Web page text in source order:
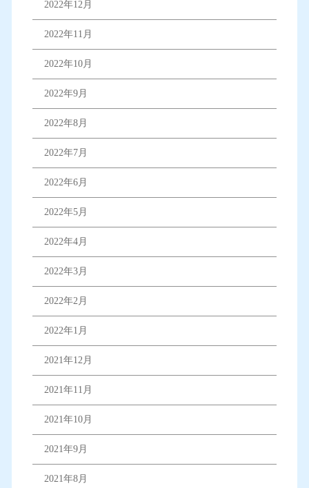
2022年12月
2022年11月
2022年10月
2022年9月
2022年8月
2022年7月
2022年6月
2022年5月
2022年4月
2022年3月
2022年2月
2022年1月
2021年12月
2021年11月
2021年10月
2021年9月
2021年8月